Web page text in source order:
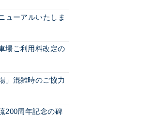
ューアルいたしま
場ご利用料改定の
」混雑時のご協力
200周年記念の碑